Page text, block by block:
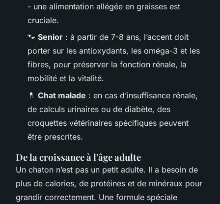
- une alimentation allégée en graisses est
cruciale.
🐾 Senior : à partir de 7-8 ans, l’accent doit
porter sur les antioxydants, les oméga-3 et les
fibres, pour préserver la fonction rénale, la
mobilité et la vitalité.
💊 Chat malade : en cas d’insuffisance rénale,
de calculs urinaires ou de diabète, des
croquettes vétérinaires spécifiques peuvent
être prescrites.
De la croissance à l'âge adulte
Un chaton n’est pas un petit adulte. Il a besoin de
plus de calories, de protéines et de minéraux pour
grandir correctement. Une formule spéciale